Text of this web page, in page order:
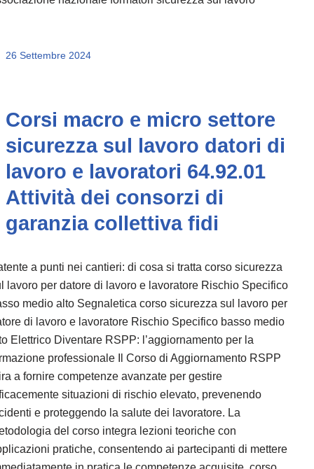
26 Settembre 2024
Corsi macro e micro settore
sicurezza sul lavoro datori di
lavoro e lavoratori 64.92.01
Attività dei consorzi di
garanzia collettiva fidi
a punti nei cantieri: di cosa si tratta corso sicurezza
lavoro per datore di lavoro e lavoratore Rischio Specifico
medio alto Segnaletica corso sicurezza sul lavoro per
di lavoro e lavoratore Rischio Specifico basso medio
Elettrico Diventare RSPP: l’aggiornamento per la
professionale Il Corso di Aggiornamento RSPP
a fornire competenze avanzate per gestire
situazioni di rischio elevato, prevenendo
e proteggendo la salute dei lavoratore. La
del corso integra lezioni teoriche con
pratiche, consentendo ai partecipanti di mettere